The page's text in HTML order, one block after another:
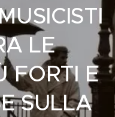
LE
FORTI E
SULLA